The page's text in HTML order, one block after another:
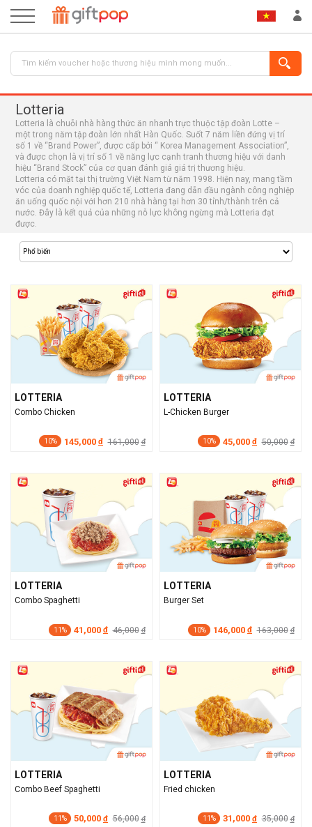
ĐĂNG NHẬP ĐĂNG KÝ
Lotteria
Lotteria là chuỗi nhà hàng thức ăn nhanh trực thuộc tập đoàn Lotte –
một trong năm tập đoàn lớn nhất Hàn Quốc. Suốt 7 năm liền đứng vị trí
số 1 về “Brand Power”, được cấp bởi “ Korea Management Association”,
và được chọn là vị trí số 1 về năng lực cạnh tranh thương hiệu với danh
hiệu “Brand Stock” của cơ quan đánh giá giá trị thương hiệu.
Lotteria có mặt tại thị trường Việt Nam từ năm 1998. Hiện nay, mang tầm
vóc của doanh nghiệp quốc tế, Lotteria đang dẫn đầu ngành công nghiệp
ăn uống quốc nội với hơn 210 nhà hàng tại hơn 30 tỉnh/thành trên cả
nước. Đây là kết quả của những nỗ lực không ngừng mà Lotteria đạt
được.
LOTTERIA
Combo Chicken
10% 145,000 đ 161,000 đ
LOTTERIA
L-Chicken Burger
10% 45,000 đ 50,000 đ
LOTTERIA
Combo Spaghetti
11% 41,000 đ 46,000 đ
LOTTERIA
Burger Set
10% 146,000 đ 163,000 đ
LOTTERIA
Combo Beef Spaghetti
11% 50,000 đ 56,000 đ
LOTTERIA
Fried chicken
11% 31,000 đ 35,000 đ